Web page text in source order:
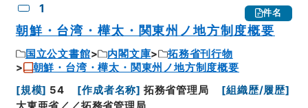
1 件名
朝鮮・台湾・樺太・関東州ノ地方制度概要
国立公文書館 内閣文庫
拓務省刊行物
朝鮮・台湾・樺太・関東州ノ地方制度概要
[規模] 54 [作成者名称] 拓務省管理局 [組織歴/履歴]